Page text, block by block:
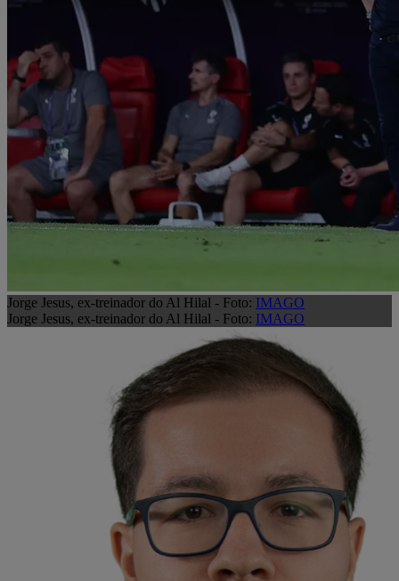
Jorge Jesus, ex-treinador do Al Hilal - Foto: IMAGO
Jorge Jesus, ex-treinador do Al Hilal - Foto: IMAGO